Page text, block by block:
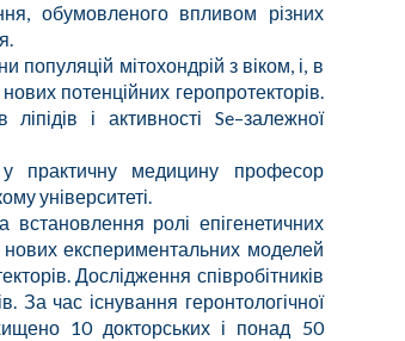
обумовленого впливом різних
мітохондрій з віком, і, в
потенційних геропротекторів.
і активності Se–залежної
у практичну медицину професор
університеті.
ролі епігенетичних
нових експериментальних моделей
Дослідження співробітників
За час існування геронтологічної
10 докторських і понад 50